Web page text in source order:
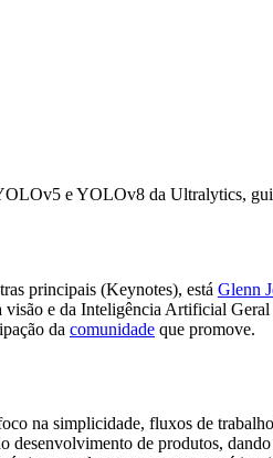
e YOLOv8 da Ultralytics,
principais (Keynotes), está Glenn
e da Inteligência Artificial
da comunidade que promove.
na simplicidade, fluxos de
de produtos,